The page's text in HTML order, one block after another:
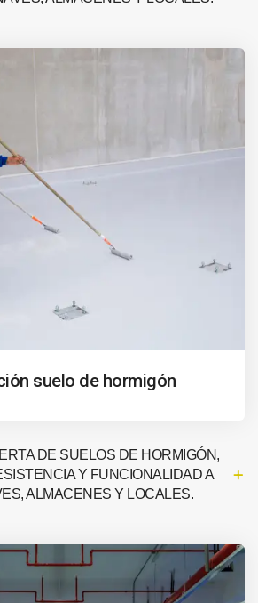
suelo de hormigón
DE SUELOS DE HORMIGÓN,
Y FUNCIONALIDAD A
ALMACENES Y LOCALES.